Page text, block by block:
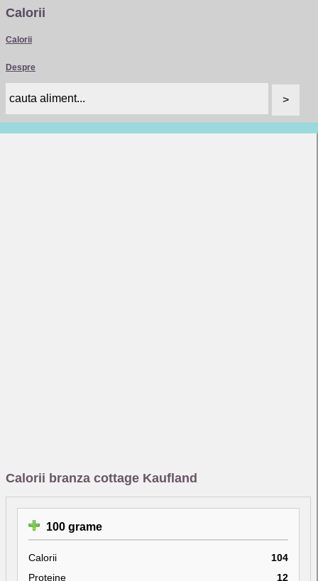
Calorii
Calorii
Despre
Calorii branza cottage Kaufland
100 grame
Calorii
104
Proteine
12